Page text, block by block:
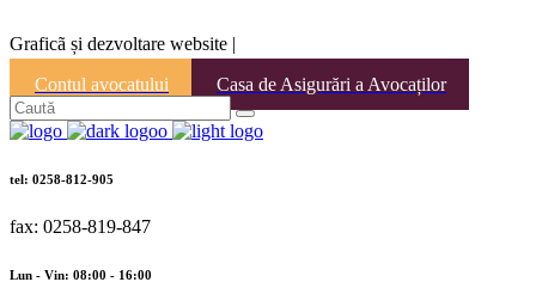
Graficã și dezvoltare website |
Contul avocatului
Casa de Asigurări a Avocaților
tel: 0258-812-905
fax: 0258-819-847
Lun - Vin: 08:00 - 16:00